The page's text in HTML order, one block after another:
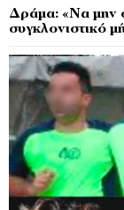
Δράμα: «Να μην
συγκλονιστικό